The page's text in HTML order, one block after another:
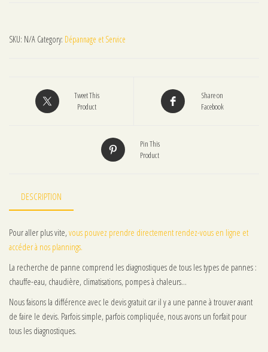
SKU: N/A Category: Dépannage et Service
Tweet This
Product
Share on
Facebook
Pin This
Product
DESCRIPTION
Pour aller plus vite, vous pouvez prendre directement rendez-vous en ligne et
accéder à nos plannings.
La recherche de panne comprend les diagnostiques de tous les types de pannes :
chauffe-eau, chaudière, climatisations, pompes à chaleurs…
Nous faisons la différence avec le devis gratuit car il y a une panne à trouver avant
de faire le devis. Parfois simple, parfois compliquée, nous avons un forfait pour
tous les diagnostiques.